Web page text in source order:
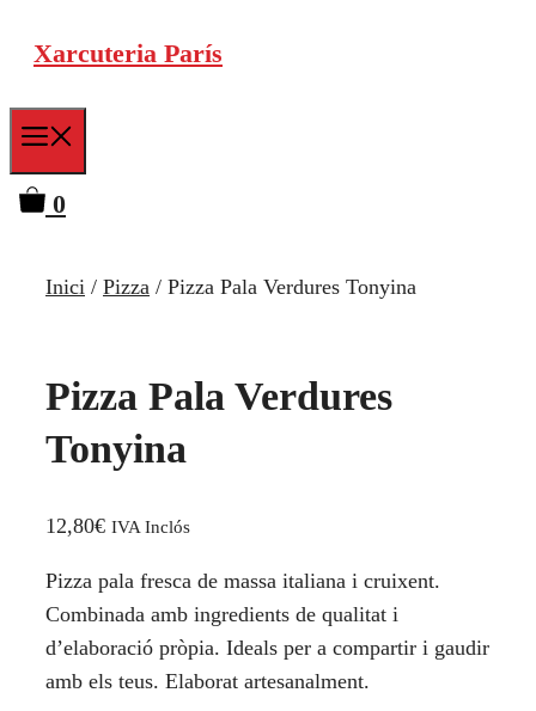
Vés
contingut
Xarcuteria París
0
Inici / Pizza / Pizza Pala Verdures Tonyina
Pizza Pala Verdures
Tonyina
12,80€ IVA Inclós
Pizza pala fresca de massa italiana i cruixent.
Combinada amb ingredients de qualitat i
d’elaboració pròpia. Ideals per a compartir i gaudir
amb els teus. Elaborat artesanalment.